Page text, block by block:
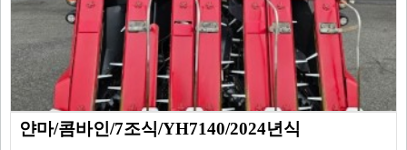
얀마/콤바인/7조식/YH7140/2024년식